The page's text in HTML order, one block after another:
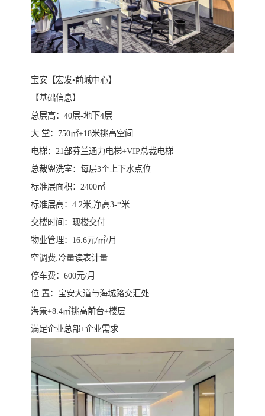
宝安【宏发•前城中心】
【基础信息】
总层高：40层-地下4层
大 堂：750㎡+18米挑高空间
电梯：21部芬兰通力电梯+VIP总裁电梯
总裁盥洗室：每层3个上下水点位
标准层面积：2400㎡
标准层高：4.2米,净高3-*米
交楼时间：现楼交付
物业管理：16.6元/㎡/月
空调费:冷量读表计量
停车费：600元/月
位 置：宝安大道与海城路交汇处
海景+8.4㎡挑高前台+楼层
满足企业总部+企业需求